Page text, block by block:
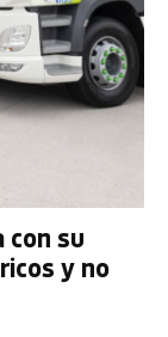
con su
y no